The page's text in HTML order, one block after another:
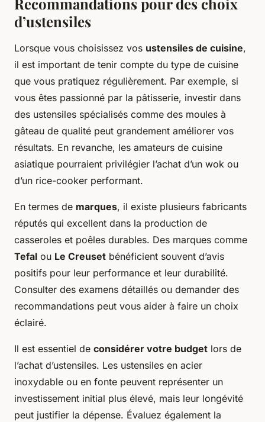
d’ustensiles
Lorsque vous choisissez vos ustensiles de cuisine,
il est important de tenir compte du type de cuisine
que vous pratiquez régulièrement. Par exemple, si
vous êtes passionné par la pâtisserie, investir dans
des ustensiles spécialisés comme des moules à
gâteau de qualité peut grandement améliorer vos
résultats. En revanche, les amateurs de cuisine
asiatique pourraient privilégier l’achat d’un wok ou
d’un rice-cooker performant.
En termes de marques, il existe plusieurs fabricants
réputés qui excellent dans la production de
casseroles et poêles durables. Des marques comme
Tefal ou Le Creuset bénéficient souvent d’avis
positifs pour leur performance et leur durabilité.
Consulter des examens détaillés ou demander des
recommandations peut vous aider à faire un choix
éclairé.
Il est essentiel de considérer votre budget lors de
l’achat d’ustensiles. Les ustensiles en acier
inoxydable ou en fonte peuvent représenter un
investissement initial plus élevé, mais leur longévité
peut justifier la dépense. Évaluez également la